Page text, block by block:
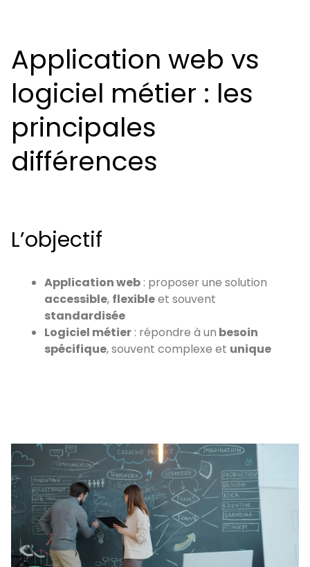
Application web vs
logiciel métier : les
principales
différences
L’objectif
Application web : proposer une solution
accessible, flexibleet souvent
standardisée
Logiciel métier : répondre à un besoin
spécifique, souvent complexe et unique